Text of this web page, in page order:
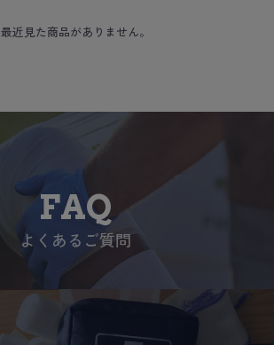
最近見た商品がありません。
FAQ
よくあるご質問